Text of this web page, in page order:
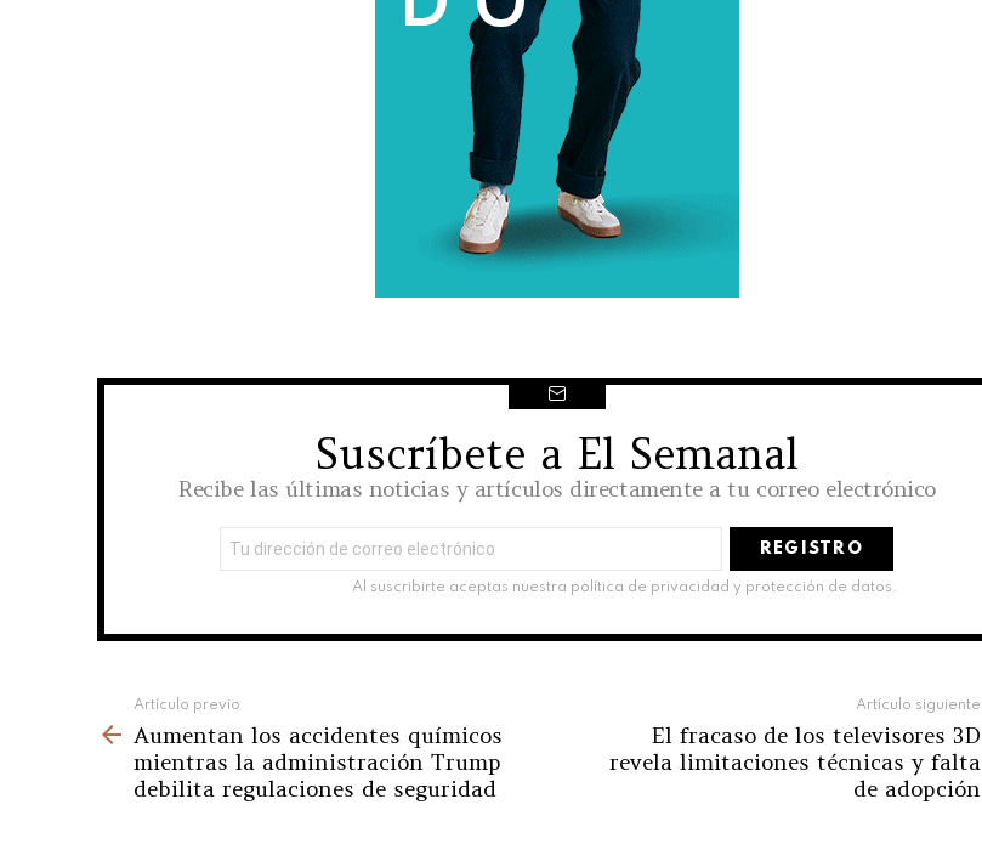
NEWSLETTERSuscríbete a El Semanal
Recibe las últimas noticias y artículos directamente a tu correo electrónico
de
Al suscribirte aceptas nuestra política de privacidad y protección de datos.
more
Artículo previo
Aumentan los accidentes químicos
mientras la administración Trump
debilita regulaciones de seguridad
Artículo siguiente
El fracaso de los televisores 3D
revela limitaciones técnicas y falta
de adopción